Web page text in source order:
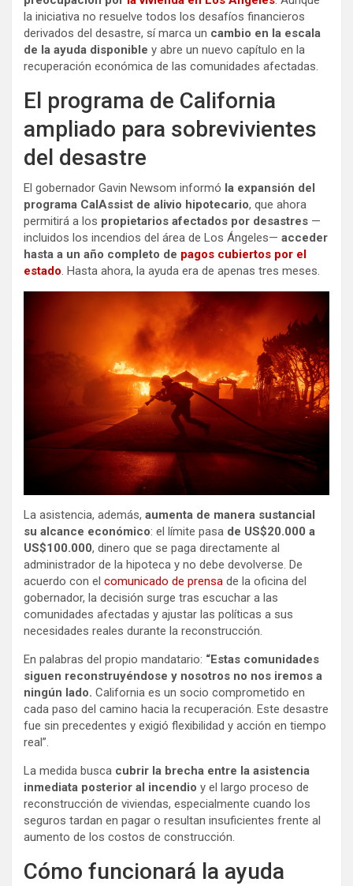
la iniciativa no resuelve todos los desafíos financieros
derivados del desastre, sí marca un cambio en la escala
de la ayuda disponible y abre un nuevo capítulo en la
recuperación económica de las comunidades afectadas.
El programa de California
ampliado para sobrevivientes
del desastre
El gobernador Gavin Newsom informó la expansión del
programa CalAssist de alivio hipotecario, que ahora
permitirá a los propietarios afectados por desastres —
incluidos los incendios del área de Los Ángeles— acceder
hasta a un año completo de pagos cubiertos por el
estado . Hasta ahora, la ayuda era de apenas tres meses.
La asistencia, además, aumenta de manera sustancial
su alcance económico: el límite pasa de US$20.000 a
US$100.000, dinero que se paga directamente al
administrador de la hipoteca y no debe devolverse. De
acuerdo con el comunicado de prensa de la oficina del
gobernador, la decisión surge tras escuchar a las
comunidades afectadas y ajustar las políticas a sus
necesidades reales durante la reconstrucción.
En palabras del propio mandatario: “Estas comunidades
siguen reconstruyéndose y nosotros no nos iremos a
ningún lado. California es un socio comprometido en
cada paso del camino hacia la recuperación. Este desastre
fue sin precedentes y exigió flexibilidad y acción en tiempo
real”.
La medida busca cubrir la brecha entre la asistencia
inmediata posterior al incendio y el largo proceso de
reconstrucción de viviendas, especialmente cuando los
seguros tardan en pagar o resultan insuficientes frente al
aumento de los costos de construcción.
Cómo funcionará la ayuda